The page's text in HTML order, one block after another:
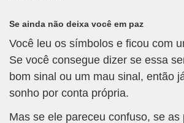
Se ainda não deixa você em paz
Você leu os símbolos e ficou com
Se você consegue dizer se essa
bom sinal ou um mau sinal, então
sonho por conta própria.
Mas se ele pareceu confuso, se as